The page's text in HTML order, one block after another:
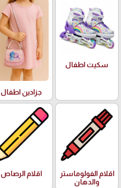
سكيت اطفال
جزادين اطفال
اقلام الفولوماستر
والدهان
اقلام الرصاص